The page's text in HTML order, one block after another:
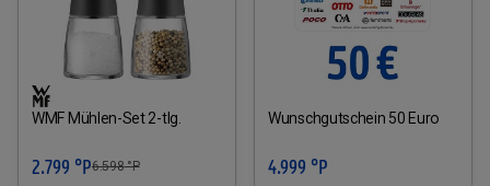
WMF Mühlen-Set 2-tlg.
2.799 °P6.598°P
Wunschgutschein 50 Euro
4.999 °P